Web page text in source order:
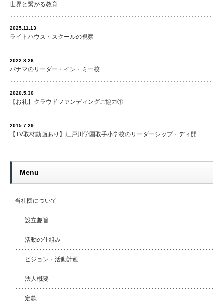
世界と繋がる教育
2025.11.13
ライトハウス・スクールの視察
2022.8.26
パナマのリーダー・イン・ミー校
2020.5.30
【お礼】クラウドファンディングご協力①
2015.7.29
【TV取材動画あり】江戸川学園取手小学校のリーダーシップ・ディ開…
Menu
当社団について
設立趣旨
活動の仕組み
ビジョン・活動計画
法人概要
定款